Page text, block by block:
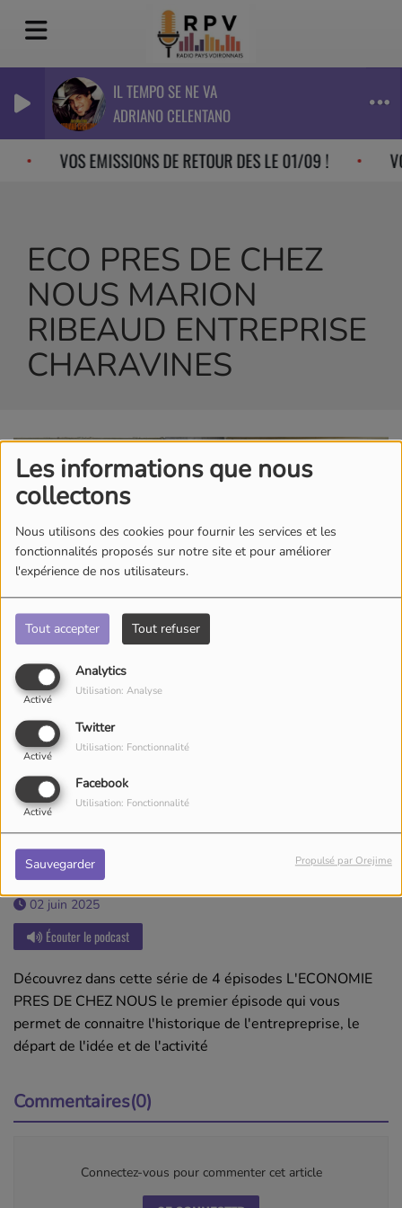
Les informations que nous
collectons
Nous utilisons des cookies pour fournir les services et les
fonctionnalités proposés sur notre site et pour améliorer
l'expérience de nos utilisateurs.
Tout accepter Tout refuser
Analytics
Activé
Utilisation: Analyse
Twitter
Activé
Utilisation: Fonctionnalité
Facebook
Activé
Utilisation: Fonctionnalité
Sauvegarder Propulsé par Orejime
IL TEMPO SE NE VA
ADRIANO CELENTANO
VOS EMISSIONS DE RETOUR DES LE 01/09 !
ECO PRES DE CHEZ
NOUS MARION
RIBEAUD ENTREPRISE
CHARAVINES
02 juin 2025
Écouter le podcast
Découvrez dans cette série de 4 épisodes L'ECONOMIE
PRES DE CHEZ NOUS le premier épisode qui vous
permet de connaitre l'historique de l'entrepreprise, le
départ de l'idée et de l'activité
Commentaires(0)
Connectez-vous pour commenter cet article